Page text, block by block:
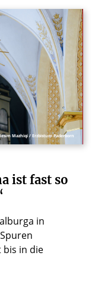
Mazhiqi / Erzbistum Paderborn
ist fast so
in
bis in die